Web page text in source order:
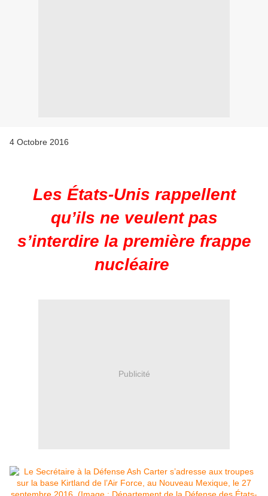
4 Octobre 2016
Les États-Unis rappellent
qu’ils ne veulent pas
s’interdire la première frappe
nucléaire
Publicité